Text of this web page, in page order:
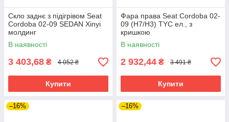
Скло заднє з підігрівом Seat
Cordoba 02-09 SEDAN Xinyi
молдинг
В наявності
3 403,68 ₴ 4 052 ₴
Купити
Фара права Seat Cordoba 02-
09 (H7/H3) TYC ел., з
кришкою
В наявності
2 932,44 ₴ 3 491 ₴
Купити
–16% –16%